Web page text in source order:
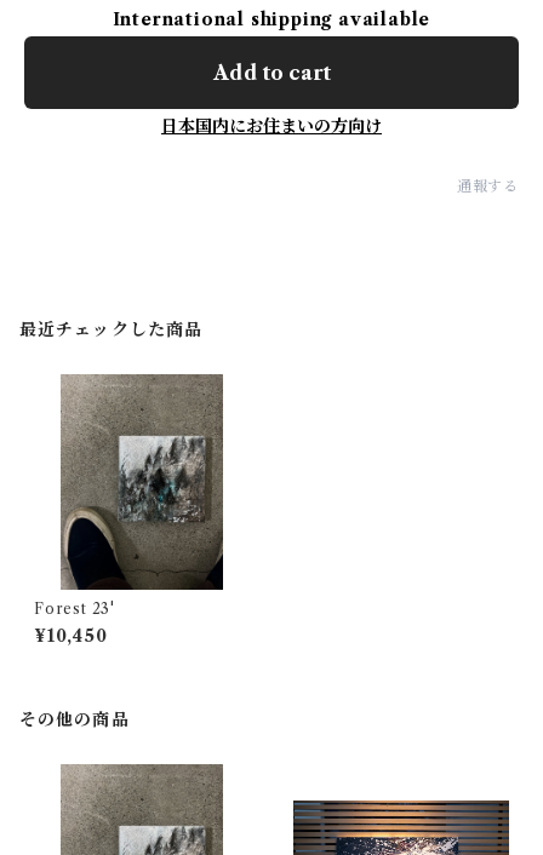
International shipping available
Add to cart
日本国内にお住まいの方向け
通報する
最近チェックした商品
Forest 23'
¥10,450
その他の商品